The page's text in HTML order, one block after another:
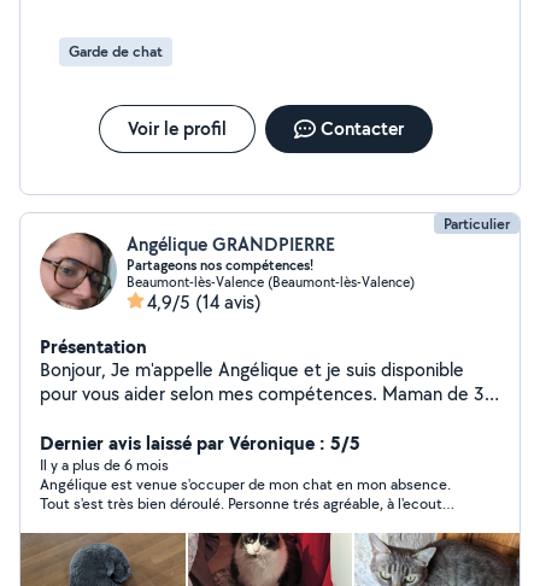
Garde de chat
Voir le profil Contacter
Particulier
Angélique GRANDPIERRE
Partageons nos compétences!
Beaumont-lès-Valence (Beaumont-lès-Valence)
4,9/5 (14 avis)
Présentation
Bonjour, Je m'appelle Angélique et je suis disponible
pour vous aider selon mes compétences. Maman de 3
dépanner par ci par là. Mon conjoint m'aide également si
besoin. Faisons connaissance et partageons nos savoirs
! Votre "voisine"
Dernier avis laissé par Véronique : 5/5
Il y a plus de 6 mois
Angélique est venue s'occuper de mon chat en mon absence.
Tout s'est très bien déroulé. Personne trés agréable, à l'ecoute,
mission. En bref, tout était parfait, je la recommande à 200 %;